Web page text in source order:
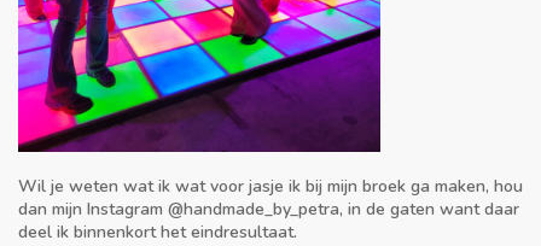
Wil je weten wat ik wat voor jasje ik bij mijn broek ga maken, hou
dan mijn Instagram @handmade_by_petra, in de gaten want daar
deel ik binnenkort het eindresultaat.